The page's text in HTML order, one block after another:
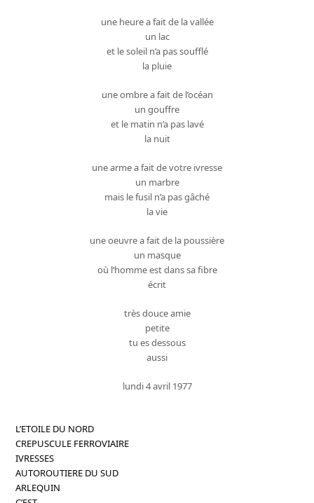
une heure a fait de la vallée
un lac
et le soleil n’a pas soufflé
la pluie
une ombre a fait de l’océan
un gouffre
et le matin n’a pas lavé
la nuit
une arme a fait de votre ivresse
un marbre
mais le fusil n’a pas gâché
la vie
une oeuvre a fait de la poussière
un masque
où l’homme est dans sa fibre
écrit
très douce amie
petite
tu es dessous
aussi
lundi 4 avril 1977
L’ETOILE DU NORD
CREPUSCULE FERROVIAIRE
IVRESSES
AUTOROUTIERE DU SUD
ARLEQUIN